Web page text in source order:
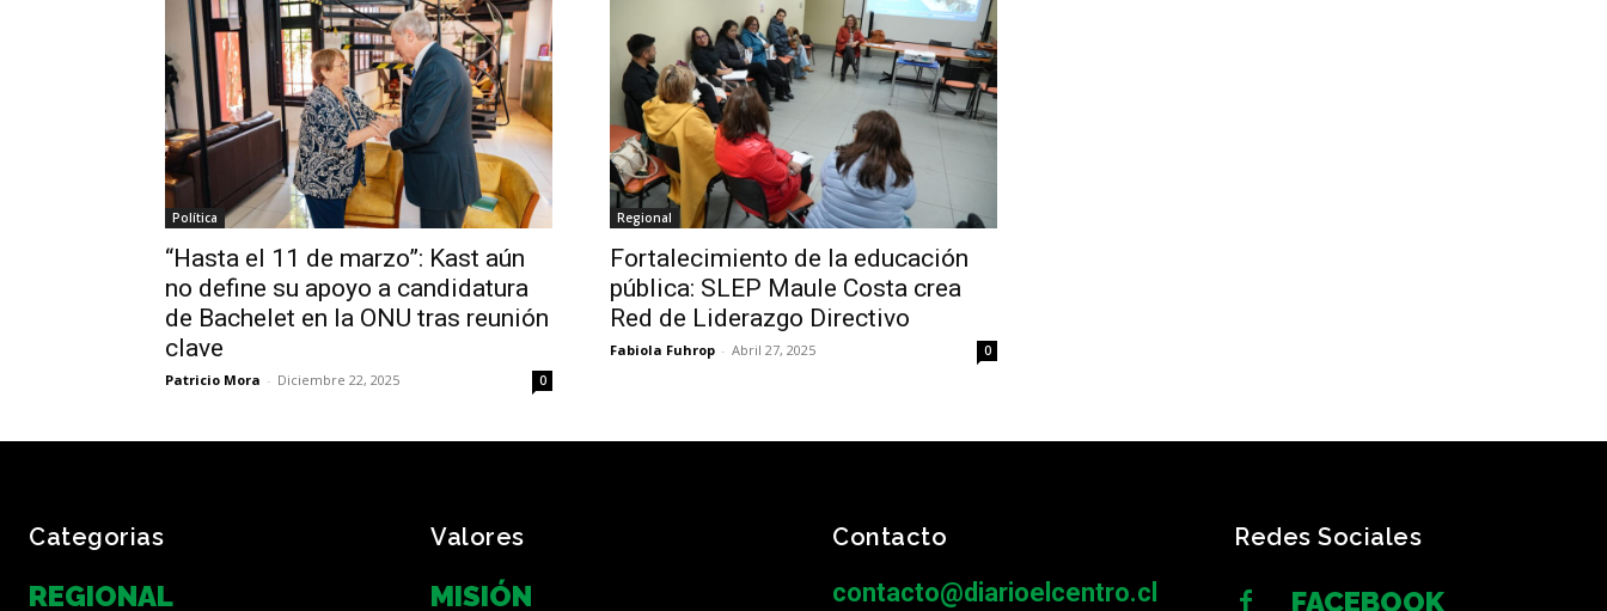
Política
“Hasta el 11 de marzo”: Kast aún
no define su apoyo a candidatura
de Bachelet en la ONU tras reunión
clave
Patricio Mora - Diciembre 22, 2025 0
Regional
Fortalecimiento de la educación
pública: SLEP Maule Costa crea
Red de Liderazgo Directivo
Fabiola Fuhrop - Abril 27, 2025 0
Categorias
REGIONAL
Valores
MISIÓN
Contacto
contacto@diarioelcentro.cl
Redes Sociales
FACEBOOK